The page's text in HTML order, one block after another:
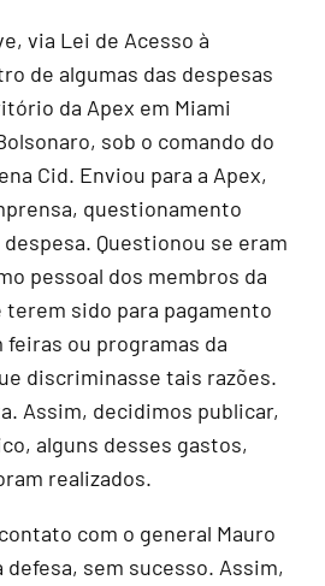
via Lei de Acesso à
de algumas das despesas
da Apex em Miami
sob o comando do
Cid. Enviou para a Apex,
questionamento
Questionou se eram
pessoal dos membros da
terem sido para pagamento
ou programas da
discriminasse tais razões.
Assim, decidimos publicar,
alguns desses gastos,
realizados.
com o general Mauro
defesa, sem sucesso. Assim,